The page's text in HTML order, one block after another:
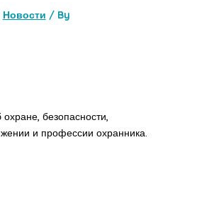
Новости / By
безопасности,
и профессии охранника.